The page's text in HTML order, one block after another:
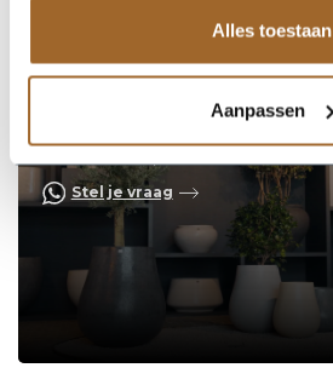
Alles toestaan
Aanpassen
Op zoek naar een vakkundige
Stel je vraag